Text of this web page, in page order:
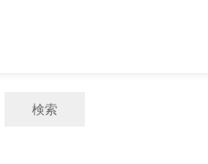
検索